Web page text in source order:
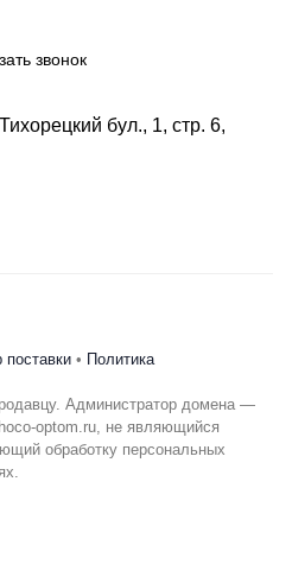
звонок
бул., 1, стр. 6,
поставки • Политика
Администратор домена —
optom.ru, не являющийся
обработку персональных